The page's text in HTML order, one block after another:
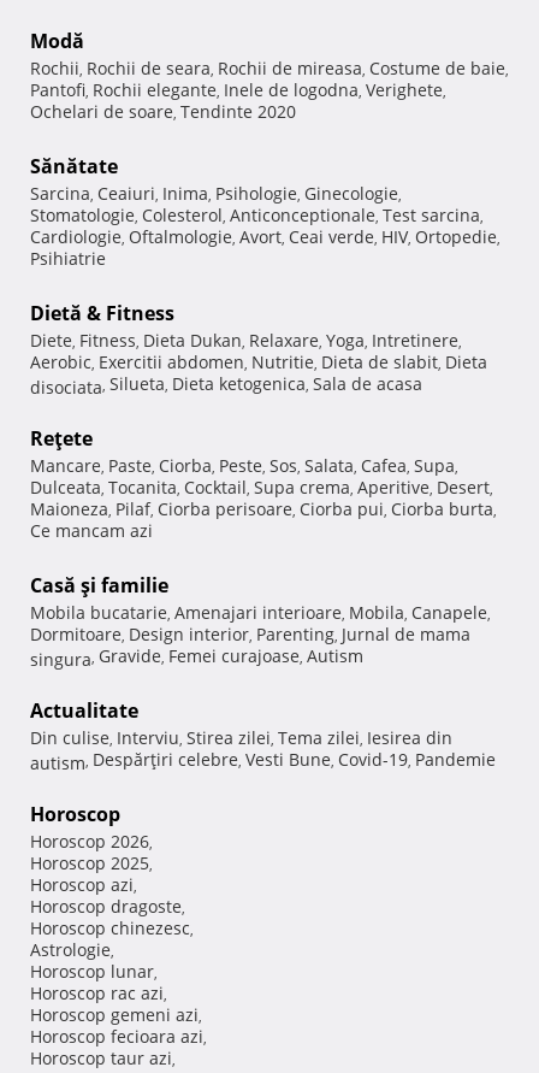
Modă
Rochii, Rochii de seara, Rochii de mireasa, Costume de baie,
Pantofi, Rochii elegante, Inele de logodna, Verighete,
Ochelari de soare, Tendinte 2020
Sănătate
Sarcina, Ceaiuri, Inima, Psihologie, Ginecologie,
Stomatologie, Colesterol, Anticonceptionale, Test sarcina,
Cardiologie, Oftalmologie, Avort, Ceai verde, HIV, Ortopedie,
Psihiatrie
Dietă & Fitness
Diete, Fitness, Dieta Dukan, Relaxare, Yoga, Intretinere,
Aerobic, Exercitii abdomen, Nutritie, Dieta de slabit, Dieta
disociata, Silueta, Dieta ketogenica, Sala de acasa
Reţete
Mancare, Paste, Ciorba, Peste, Sos, Salata, Cafea, Supa,
Dulceata, Tocanita, Cocktail, Supa crema, Aperitive, Desert,
Maioneza, Pilaf, Ciorba perisoare, Ciorba pui, Ciorba burta,
Ce mancam azi
Casă şi familie
Mobila bucatarie, Amenajari interioare, Mobila, Canapele,
Dormitoare, Design interior, Parenting, Jurnal de mama
singura, Gravide, Femei curajoase, Autism
Actualitate
Din culise, Interviu, Stirea zilei, Tema zilei, Iesirea din
autism, Despărţiri celebre, Vesti Bune, Covid-19, Pandemie
Horoscop
Horoscop 2026,
Horoscop 2025,
Horoscop azi,
Horoscop dragoste,
Horoscop chinezesc,
Astrologie,
Horoscop lunar,
Horoscop rac azi,
Horoscop gemeni azi,
Horoscop fecioara azi,
Horoscop taur azi,